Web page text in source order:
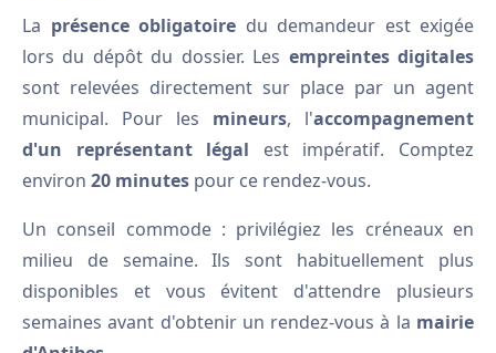
La présence obligatoire du demandeur est exigée
lors du dépôt du dossier. Les empreintes digitales
sont relevées directement sur place par un agent
municipal. Pour les mineurs, l'accompagnement
d'un représentant légal est impératif. Comptez
environ 20 minutes pour ce rendez-vous.
Un conseil commode : privilégiez les créneaux en
milieu de semaine. Ils sont habituellement plus
disponibles et vous évitent d'attendre plusieurs
semaines avant d'obtenir un rendez-vous à la mairie